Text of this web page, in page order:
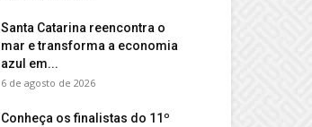
Santa Catarina reencontra o
mar e transforma a economia
azul em...
6 de agosto de 2026
Conheça os finalistas do 11º